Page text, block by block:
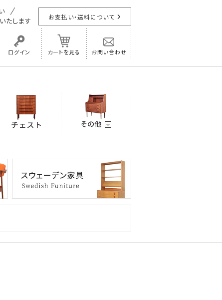
いたします お支払い・送料について
ログイン カートを見る お問い合わせ